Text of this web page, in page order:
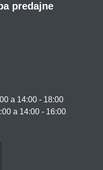
predajne
a 14:00 - 18:00
a 14:00 - 16:00